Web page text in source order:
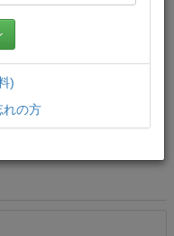
)
れの方